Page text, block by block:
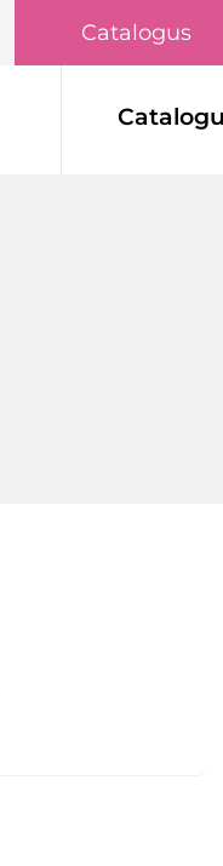
Catalogus